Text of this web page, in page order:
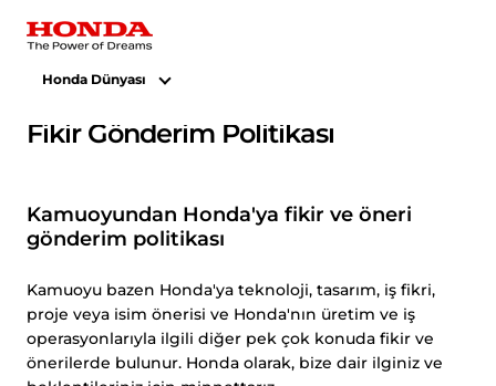
Honda Dünyası
Fikir Gönderim Politikası
Kamuoyundan Honda'ya fikir ve öneri
gönderim politikası
Kamuoyu bazen Honda'ya teknoloji, tasarım, iş fikri,
proje veya isim önerisi ve Honda'nın üretim ve iş
operasyonlarıyla ilgili diğer pek çok konuda fikir ve
önerilerde bulunur. Honda olarak, bize dair ilginiz ve